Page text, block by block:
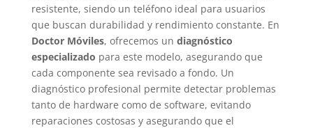
resistente, siendo un teléfono ideal para usuarios
que buscan durabilidad y rendimiento constante. En
Doctor Móviles, ofrecemos un diagnóstico
especializado para este modelo, asegurando que
cada componente sea revisado a fondo. Un
diagnóstico profesional permite detectar problemas
tanto de hardware como de software, evitando
reparaciones costosas y asegurando que el